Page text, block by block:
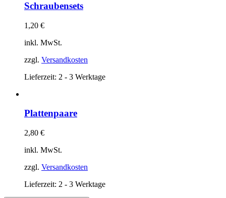
Schraubensets
1,20 €
inkl. MwSt.
zzgl. Versandkosten
Lieferzeit: 2 - 3 Werktage
Plattenpaare
2,80 €
inkl. MwSt.
zzgl. Versandkosten
Lieferzeit: 2 - 3 Werktage